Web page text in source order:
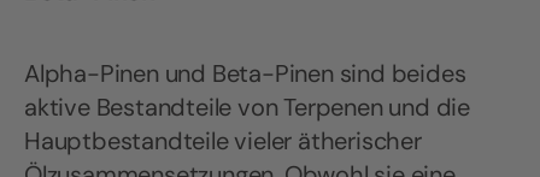
Alpha-Pinen und Beta-Pinen sind beides
aktive Bestandteile von Terpenen und die
Hauptbestandteile vieler ätherischer